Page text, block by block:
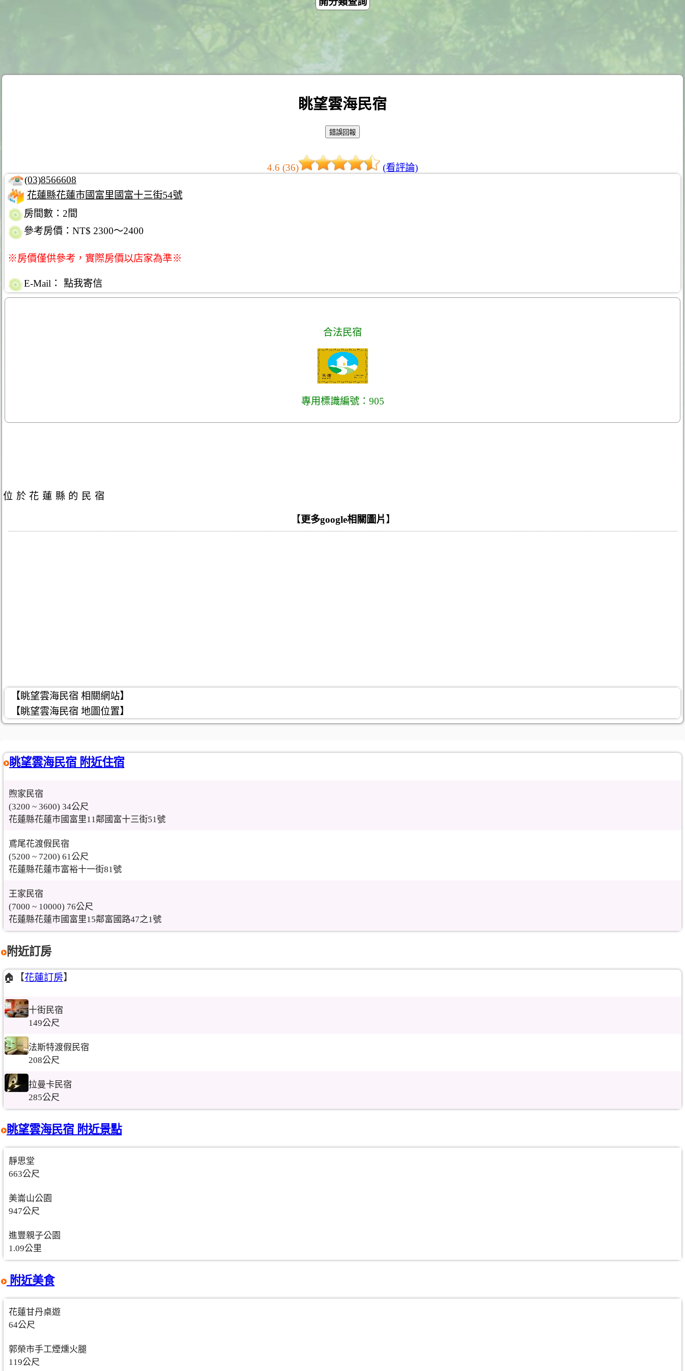
眺望雲海民宿
4.6 (36)
(看評論)
(03)8566608
花蓮縣花蓮市國富里國富十三街54號
房間數：2間
參考房價：NT$ 2300～2400
※房價僅供參考，實際房價以店家為準※
E-Mail： 點我寄信
合法民宿
專用標識編號：905
位於花蓮縣的民宿
【更多google相關圖片】
【眺望雲海民宿 相關網站】
【眺望雲海民宿 地圖位置】
眺望雲海民宿 附近住宿
煦家民宿
(3200 ~ 3600) 34公尺
花蓮縣花蓮市國富里11鄰國富十三街51號
鳶尾花渡假民宿
(5200 ~ 7200) 61公尺
花蓮縣花蓮市富裕十一街81號
王家民宿
(7000 ~ 10000) 76公尺
花蓮縣花蓮市國富里15鄰富國路47之1號
附近訂房
🏠【花蓮訂房】
十街民宿
149公尺
法斯特渡假民宿
208公尺
拉曼卡民宿
285公尺
眺望雲海民宿 附近景點
靜思堂
663公尺
美崙山公園
947公尺
進豐親子公園
1.09公里
附近美食
花蓮甘丹桌遊
64公尺
郭榮市手工煙燻火腿
119公尺